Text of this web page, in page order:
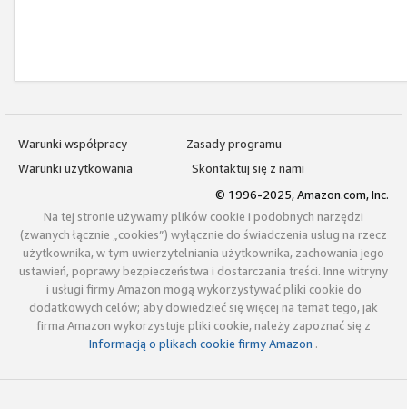
Warunki współpracy
Zasady programu
Warunki użytkowania
Skontaktuj się z nami
© 1996-2025, Amazon.com, Inc.
Na tej stronie używamy plików cookie i podobnych narzędzi
(zwanych łącznie „cookies”) wyłącznie do świadczenia usług na rzecz
użytkownika, w tym uwierzytelniania użytkownika, zachowania jego
ustawień, poprawy bezpieczeństwa i dostarczania treści. Inne witryny
i usługi firmy Amazon mogą wykorzystywać pliki cookie do
dodatkowych celów; aby dowiedzieć się więcej na temat tego, jak
firma Amazon wykorzystuje pliki cookie, należy zapoznać się z
Informacją o plikach cookie firmy Amazon .